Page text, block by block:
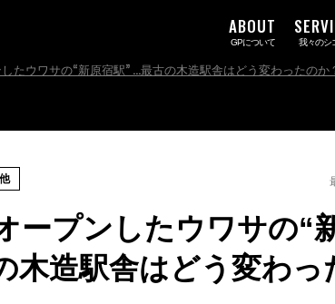
ABOUT
GPについて 我々のシ
たウワサの“新原宿駅” …最古の木造駅舎はどう変わったのか
ープンしたウワサの“
木造駅舎はどう変わっ